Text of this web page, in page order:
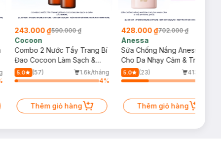
243.000 ₫590.000 ₫
Cocoon
Combo 2 Nước Tẩy Trang Bí
Đao Cocoon Làm Sạch &
Giảm Dầu 500ml
5.0 (57)
1.6k/tháng
4%
Thêm giỏ hàng
428.000 ₫702.000 ₫
Anessa
Sữa Chống Nắng Anessa
Cho Da Nhạy Cảm & Trẻ Em
60ml (Mới)
5.0 (23)
413/tháng
Thêm giỏ hàng